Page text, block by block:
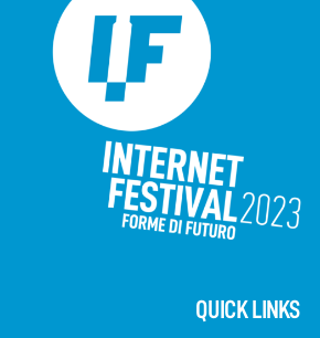
QUICK LINKS